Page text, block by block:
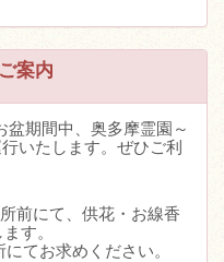
案内
盆期間中、奥多摩霊園～
いたします。ぜひご利
前にて、供花・お線香
す。
てお求めください。